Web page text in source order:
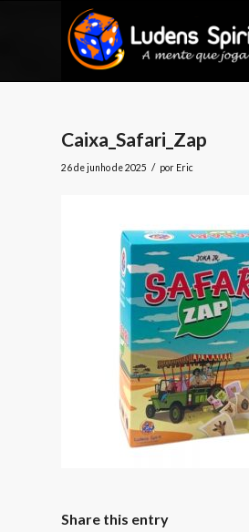
Caixa_Safari_Zap
26 de junho de 2025 / por Eric
Share this entry